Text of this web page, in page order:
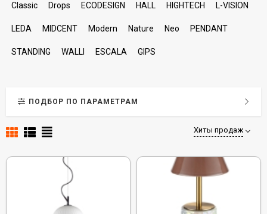
Classic Drops ECODESIGN HALL HIGHTECH L-VISION
LEDA MIDCENT Modern Nature Neo PENDANT
STANDING WALLI ESCALA GIPS
ПОДБОР ПО ПАРАМЕТРАМ
Хиты продаж